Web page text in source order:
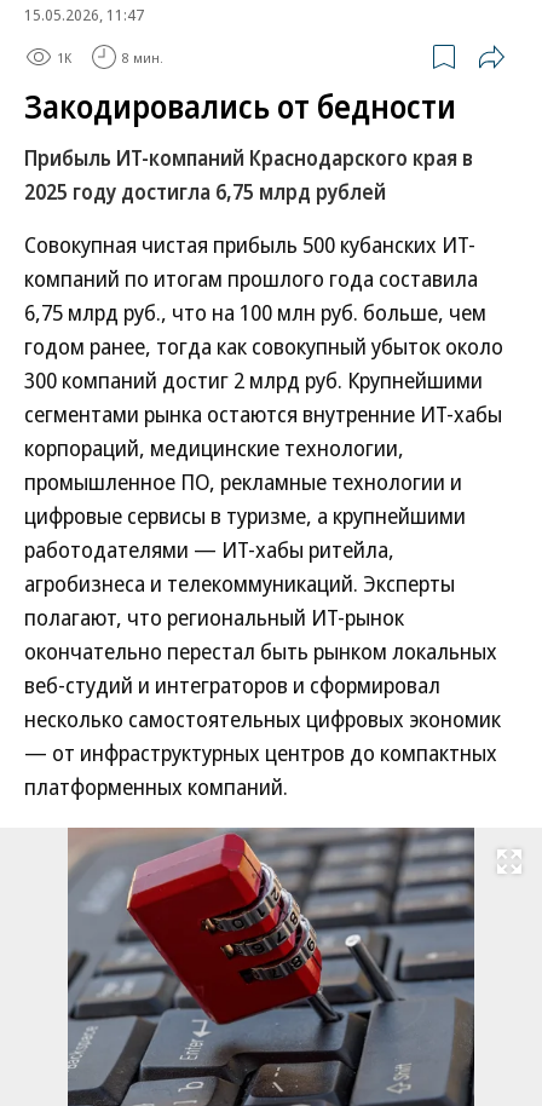
15.05.2026, 11:47
1K 8 мин.
Закодировались от бедности
Прибыль ИТ-компаний Краснодарского края в
2025 году достигла 6,75 млрд рублей
Совокупная чистая прибыль 500 кубанских ИТ-
компаний по итогам прошлого года составила
6,75 млрд руб., что на 100 млн руб. больше, чем
годом ранее, тогда как совокупный убыток около
300 компаний достиг 2 млрд руб. Крупнейшими
сегментами рынка остаются внутренние ИТ-хабы
корпораций, медицинские технологии,
промышленное ПО, рекламные технологии и
цифровые сервисы в туризме, а крупнейшими
работодателями — ИТ-хабы ритейла,
агробизнеса и телекоммуникаций. Эксперты
полагают, что региональный ИТ-рынок
окончательно перестал быть рынком локальных
веб-студий и интеграторов и сформировал
несколько самостоятельных цифровых экономик
— от инфраструктурных центров до компактных
платформенных компаний.
Развернуть